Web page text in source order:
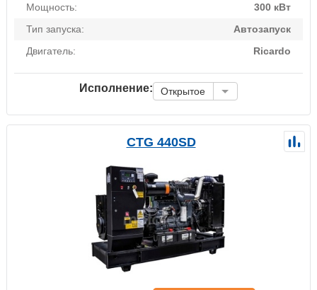
Мощность:
300 кВт
Тип запуска:
Автозапуск
Двигатель:
Ricardo
Исполнение: Открытое
CTG 440SD